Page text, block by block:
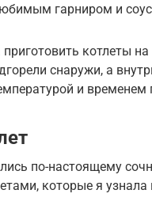
гарниром и
котлеты на
снаружи, а
и временем
по-настоящему
которые я узнала